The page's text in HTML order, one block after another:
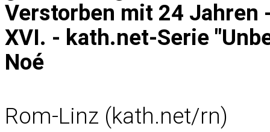
Verstorben mit 24 Jahren
XVI. - kath.net-Serie
Noé
Rom-Linz (kath.net/rn)